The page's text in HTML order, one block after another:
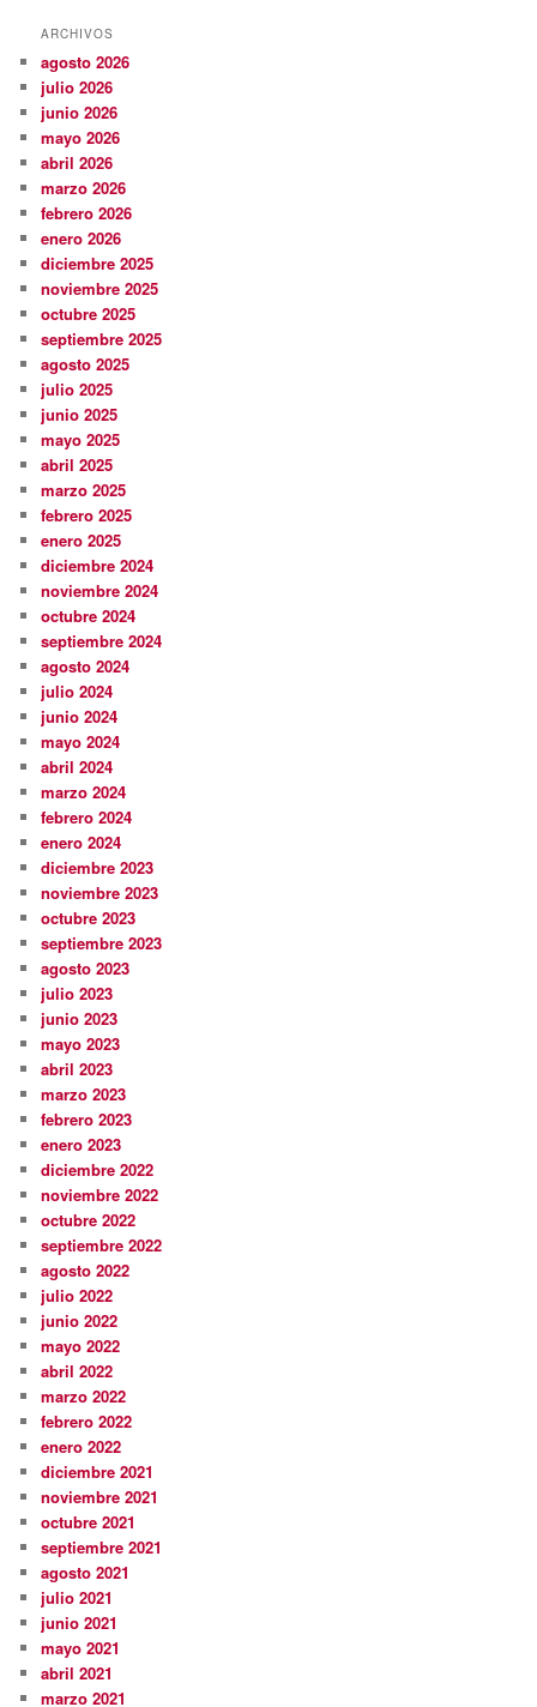
ARCHIVOS
agosto 2026
julio 2026
junio 2026
mayo 2026
abril 2026
marzo 2026
febrero 2026
enero 2026
diciembre 2025
noviembre 2025
octubre 2025
septiembre 2025
agosto 2025
julio 2025
junio 2025
mayo 2025
abril 2025
marzo 2025
febrero 2025
enero 2025
diciembre 2024
noviembre 2024
octubre 2024
septiembre 2024
agosto 2024
julio 2024
junio 2024
mayo 2024
abril 2024
marzo 2024
febrero 2024
enero 2024
diciembre 2023
noviembre 2023
octubre 2023
septiembre 2023
agosto 2023
julio 2023
junio 2023
mayo 2023
abril 2023
marzo 2023
febrero 2023
enero 2023
diciembre 2022
noviembre 2022
octubre 2022
septiembre 2022
agosto 2022
julio 2022
junio 2022
mayo 2022
abril 2022
marzo 2022
febrero 2022
enero 2022
diciembre 2021
noviembre 2021
octubre 2021
septiembre 2021
agosto 2021
julio 2021
junio 2021
mayo 2021
abril 2021
marzo 2021